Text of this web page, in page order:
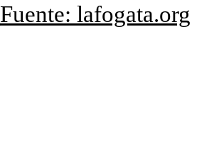
Fuente: lafogata.org